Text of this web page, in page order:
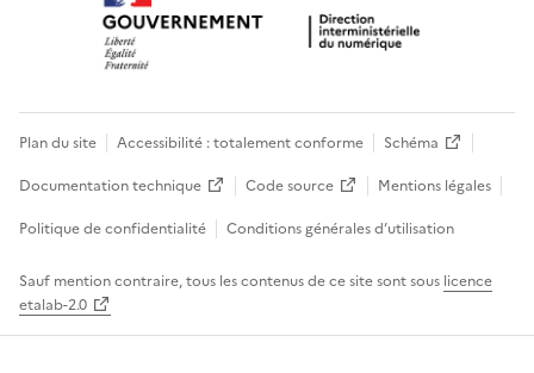
Plan du site Accessibilité : totalement conforme
Schéma
Documentation technique
Code source
Mentions légales
Politique de confidentialité
Conditions générales d’utilisation
Sauf mention contraire, tous les contenus de ce site sont sous licence
etalab-2.0